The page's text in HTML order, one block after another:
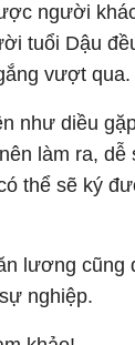
người
tuổi Dậu
vượt qua.
như diều
làm ra,
thể sẽ ký
lương cũng
nghiệp.